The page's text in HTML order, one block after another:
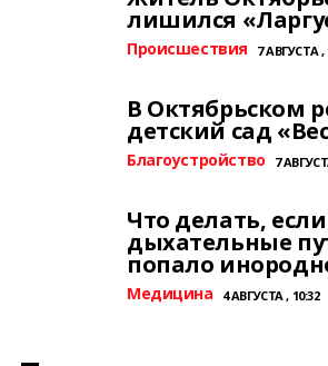
лишился
Происшествия 7 АВГУСТА ,
В Октябрьском
детский сад
Благоустройство 7
Что делать,
дыхательные
попало
Медицина 4 АВГУСТА , 10:32